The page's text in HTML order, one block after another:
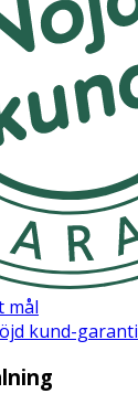
mål
kund-garanti